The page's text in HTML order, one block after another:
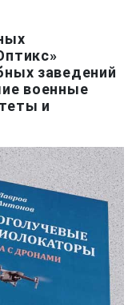
заведений
военные
и